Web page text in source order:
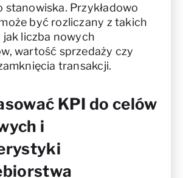
stanowiska. Przykładowo
być rozliczany z takich
jak liczba nowych
wartość sprzedaży czy
transakcji.
KPI do celów
i